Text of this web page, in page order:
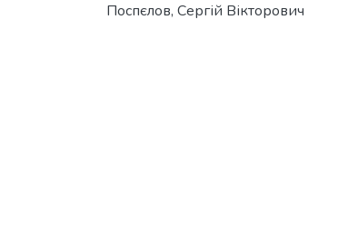
Поспєлов, Сергій Вікторович